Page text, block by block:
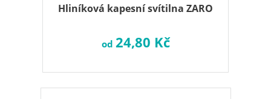
Hliníková kapesní svítilna ZARO
od 24,80 Kč